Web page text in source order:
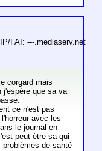
IP/FAI: ---.mediaserv.net
corgard mais
j'espère que sa va
ce n'est pas
avec les
le journal en
peut ètre sa qui
de santé